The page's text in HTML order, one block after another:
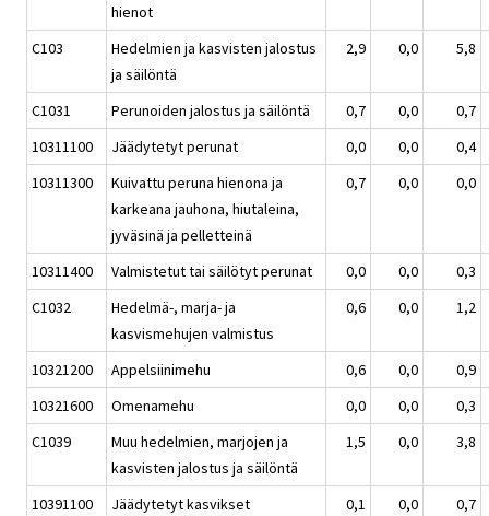
hienot
C103
Hedelmien ja kasvisten jalostus
ja säilöntä
2,9 0,0 5,8
C1031 Perunoiden jalostus ja säilöntä 0,7 0,0
0,7
10311100
Jäädytetyt perunat 0,0 0,0
0,4
10311300
Kuivattu peruna hienona ja
karkeana jauhona, hiutaleina,
jyväsinä ja pelletteinä
0,7 0,0 0,0
10311400 Valmistetut tai säilötyt perunat 0,0 0,0
0,3
C1032
Hedelmä-, marja- ja
kasvismehujen valmistus
0,6 0,0 1,2
10321200 Appelsiinimehu 0,6 0,0
0,9
10321600
Omenamehu 0,0 0,0
0,3
C1039
Muu hedelmien, marjojen ja
kasvisten jalostus ja säilöntä
1,5 0,0 3,8
10391100 Jäädytetyt kasvikset 0,1 0,0
0,7